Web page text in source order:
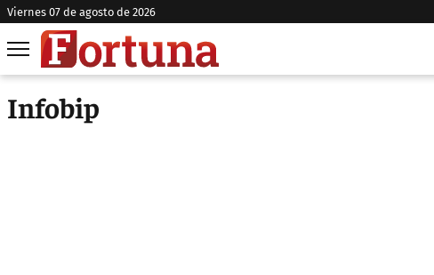
viernes 07 de agosto de 2026
Infobip